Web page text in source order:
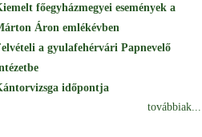
főegyházmegyei események a
Áron emlékévben
a gyulafehérvári Papnevelő
időpontja
továbbiak...